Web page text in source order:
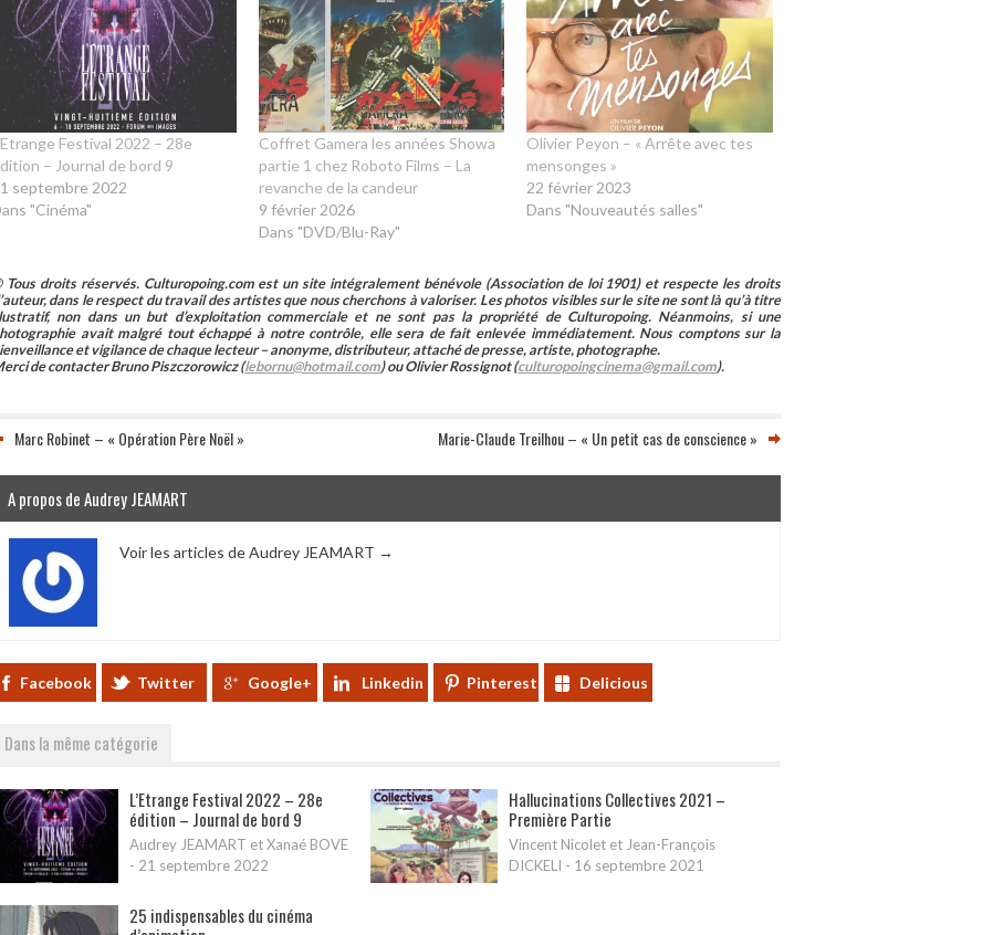
Festival 2022 – 28e
– Journal de bord 9
septembre 2022
"Cinéma"
Coffret Gamera les années Showa
partie 1 chez Roboto Films – La
revanche de la candeur
9 février 2026
Dans "DVD/Blu-Ray"
Olivier Peyon – « Arrête avec tes
mensonges »
22 février 2023
Dans "Nouveautés salles"
Tous droits réservés. Culturopoing.com est un site intégralement bénévole (Association de loi 1901) et respecte les droits
dans le respect du travail des artistes que nous cherchons à valoriser. Les photos visibles sur le site ne sont là qu’à titre
non dans un but d’exploitation commerciale et ne sont pas la propriété de Culturopoing. Néanmoins, si une
avait malgré tout échappé à notre contrôle, elle sera de fait enlevée immédiatement. Nous comptons sur la
et vigilance de chaque lecteur – anonyme, distributeur, attaché de presse, artiste, photographe.
de contacter Bruno Piszczorowicz (lebornu@hotmail.com) ou Olivier Rossignot (culturopoingcinema@gmail.com).
Marc Robinet – « Opération Père Noël » Marie-Claude Treilhou – « Un petit cas de conscience »
A propos de Audrey JEAMART
Voir les articles de Audrey JEAMART →
Facebook Twitter Google+ Linkedin Pinterest Delicious
Dans la même catégorie
L’Etrange Festival 2022 – 28e
édition – Journal de bord 9
Audrey JEAMART et Xanaé BOVE
- 21 septembre 2022
Hallucinations Collectives 2021 –
Première Partie
Vincent Nicolet et Jean-François
DICKELI - 16 septembre 2021
25 indispensables du cinéma